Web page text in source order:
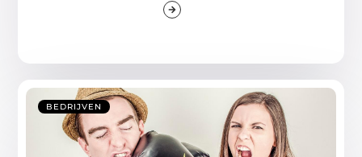
BEDRIJVEN